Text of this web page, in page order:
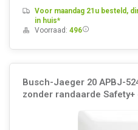
Voor maandag 21u besteld,
in huis*
Voorraad: 496
Busch-Jaeger 20 APBJ-
zonder randaarde